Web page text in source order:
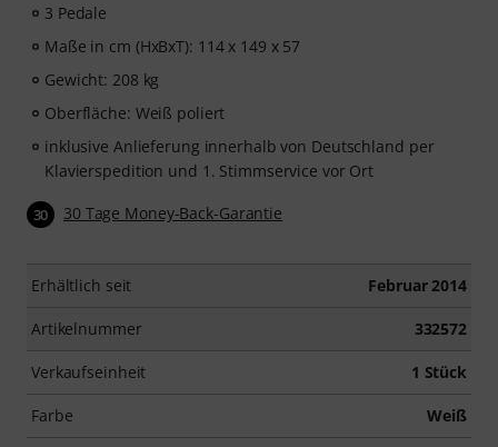
3 Pedale
Maße in cm (HxBxT): 114 x 149 x 57
Gewicht: 208 kg
Oberfläche: Weiß poliert
inklusive Anlieferung innerhalb von Deutschland per
Klavierspedition und 1. Stimmservice vor Ort
30 30 Tage Money-Back-Garantie
Erhältlich seit Februar 2014
Artikelnummer 332572
Verkaufseinheit 1 Stück
Farbe Weiß